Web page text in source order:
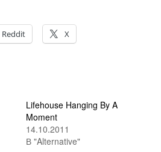
Reddit X
Lifehouse Hanging By A
Moment
14.10.2011
В "Alternative"